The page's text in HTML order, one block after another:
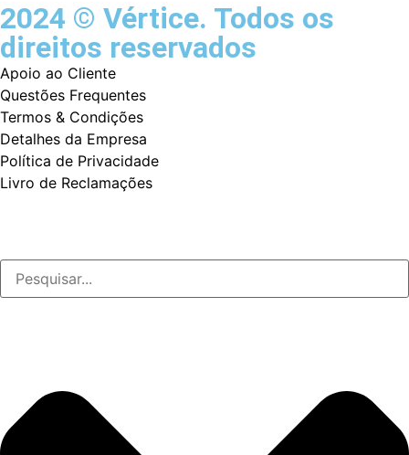
2024 © Vértice. Todos os
direitos reservados
Apoio ao Cliente
Questões Frequentes
Termos & Condições
Detalhes da Empresa
Política de Privacidade
Livro de Reclamações